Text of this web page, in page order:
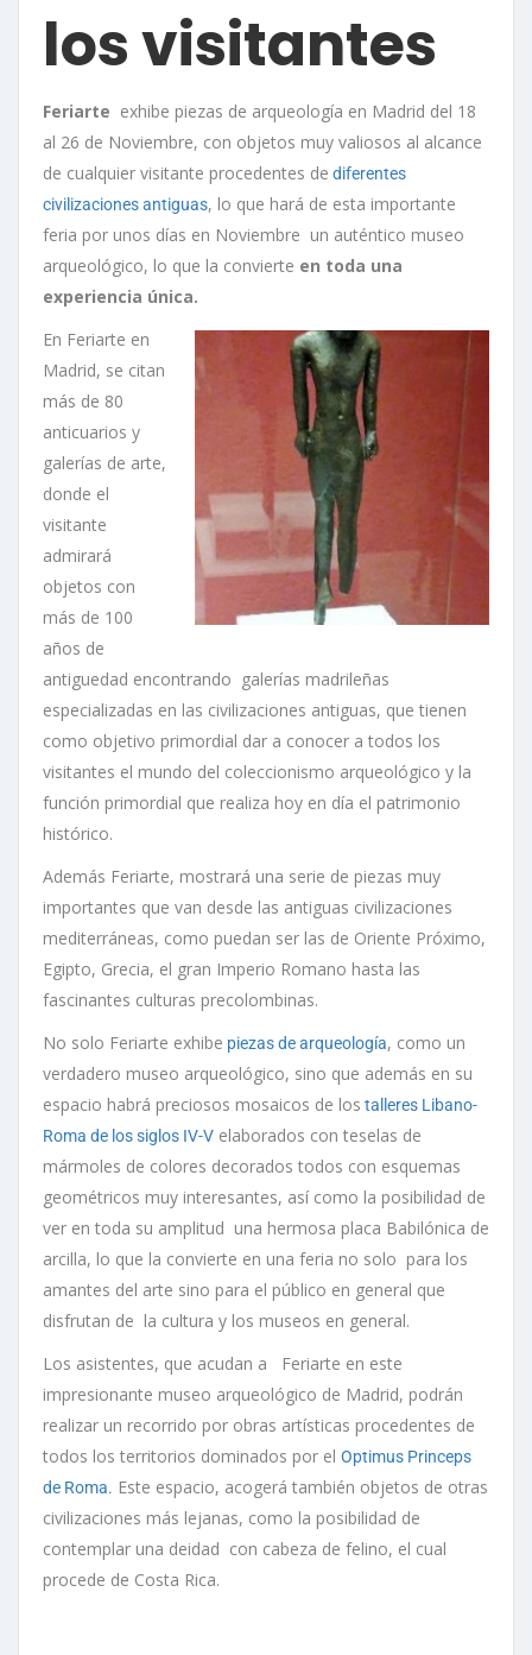
los visitantes
Feriarte exhibe piezas de arqueología en Madrid del 18
al 26 de Noviembre, con objetos muy valiosos al alcance
de cualquier visitante procedentes de diferentes
civilizaciones antiguas, lo que hará de esta importante
feria por unos días en Noviembre un auténtico museo
arqueológico, lo que la convierte en toda una
experiencia única.
En Feriarte en
Madrid, se citan
más de 80
anticuarios y
galerías de arte,
donde el
visitante
admirará
objetos con
más de 100
años de
antiguedad encontrando galerías madrileñas
especializadas en las civilizaciones antiguas, que tienen
como objetivo primordial dar a conocer a todos los
visitantes el mundo del coleccionismo arqueológico y la
función primordial que realiza hoy en día el patrimonio
histórico.
Además Feriarte, mostrará una serie de piezas muy
importantes que van desde las antiguas civilizaciones
mediterráneas, como puedan ser las de Oriente Próximo,
Egipto, Grecia, el gran Imperio Romano hasta las
fascinantes culturas precolombinas.
No solo Feriarte exhibe piezas de arqueología, como un
verdadero museo arqueológico, sino que además en su
espacio habrá preciosos mosaicos de los talleres Libano-
Roma de los siglos IV-V elaborados con teselas de
mármoles de colores decorados todos con esquemas
geométricos muy interesantes, así como la posibilidad de
ver en toda su amplitud una hermosa placa Babilónica de
arcilla, lo que la convierte en una feria no solo para los
amantes del arte sino para el público en general que
disfrutan de la cultura y los museos en general.
Los asistentes, que acudan a Feriarte en este
impresionante museo arqueológico de Madrid, podrán
realizar un recorrido por obras artísticas procedentes de
todos los territorios dominados por el Optimus Princeps
de Roma. Este espacio, acogerá también objetos de otras
civilizaciones más lejanas, como la posibilidad de
contemplar una deidad con cabeza de felino, el cual
procede de Costa Rica.